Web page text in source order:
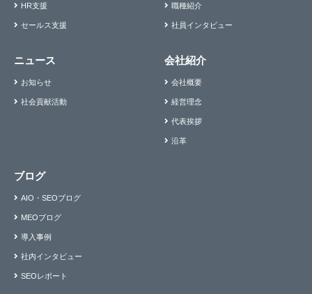
HR支援
セールス支援
職種紹介
社員インタビュー
ニュース
お知らせ
社会貢献活動
会社紹介
会社概要
経営理念
代表挨拶
沿革
ブログ
AIO・SEOブログ
MEOブログ
導入事例
社内インタビュー
SEOレポート